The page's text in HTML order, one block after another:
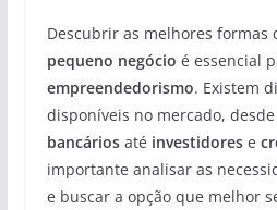
Descubrir as melhores formas
pequeno negócio é essencial
empreendedorismo. Existem
disponíveis no mercado, desde
bancáriosaté investidorese
importante analisar as
e buscar a opção que melhor